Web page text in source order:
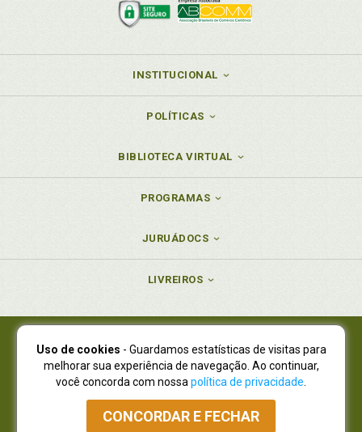
INSTITUCIONAL
POLÍTICAS
BIBLIOTECA VIRTUAL
PROGRAMAS
JURUÁDOCS
LIVREIROS
Juruá Editora Ltda., CNPJ 77.535.508/0001-19
Juruá Informática Ltda., CNPJ 01.701.561/0001-80
NOVO ENDEREÇO:R. Flávio Dallegrave, 7665, São Lourenço |
Curitiba - Paraná - CEP 82210-310
Atendimento: (41) 4009-3900|Vendas Atacado: (41) 4009-3939
Uso de cookies - Guardamos estatísticas de visitas para
melhorar sua experiência de navegação. Ao continuar,
você concorda com nossa política de privacidade
CONCORDAR E FECHAR